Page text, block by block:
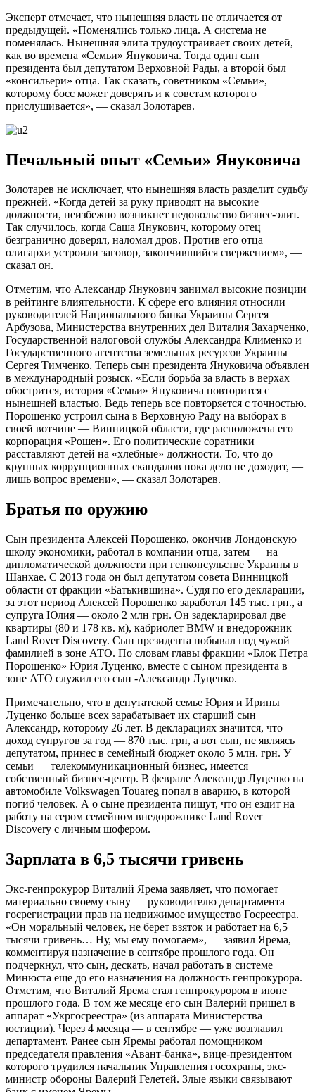
Эксперт отмечает, что нынешняя власть не отличается от
предыдущей. «Поменялись только лица. А система не
поменялась. Нынешняя элита трудоустраивает своих детей,
как во времена «Семьи» Януковича. Тогда один сын
президента был депутатом Верховной Рады, а второй был
«консильери» отца. Так сказать, советником «Семьи»,
которому босс может доверять и к советам которого
прислушивается», — сказал Золотарев.
Печальный опыт «Семьи» Януковича
Золотарев не исключает, что нынешняя власть разделит судьбу
прежней. «Когда детей за руку приводят на высокие
должности, неизбежно возникнет недовольство бизнес-элит.
Так случилось, когда Саша Янукович, которому отец
безгранично доверял, наломал дров. Против его отца
олигархи устроили заговор, закончившийся свержением», —
сказал он.
Отметим, что Александр Янукович занимал высокие позиции
в рейтинге влиятельности. К сфере его влияния относили
руководителей Национального банка Украины Сергея
Арбузова, Министерства внутренних дел Виталия Захарченко,
Государственной налоговой службы Александра Клименко и
Государственного агентства земельных ресурсов Украины
Сергея Тимченко. Теперь сын президента Януковича объявлен
в международный розыск. «Если борьба за власть в верхах
обострится, история «Семьи» Януковича повторится с
нынешней властью. Ведь теперь все повторяется с точностью.
Порошенко устроил сына в Верховную Раду на выборах в
своей вотчине — Винницкой области, где расположена его
корпорация «Рошен». Его политические соратники
расставляют детей на «хлебные» должности. То, что до
крупных коррупционных скандалов пока дело не доходит, —
лишь вопрос времени», — сказал Золотарев.
Братья по оружию
Сын президента Алексей Порошенко, окончив Лондонскую
школу экономики, работал в компании отца, затем — на
дипломатической должности при генконсульстве Украины в
Шанхае. С 2013 года он был депутатом совета Винницкой
области от фракции «Батькивщина». Судя по его декларации,
за этот период Алексей Порошенко заработал 145 тыс. грн., а
супруга Юлия — около 2 млн грн. Он задекларировал две
квартиры (80 и 178 кв. м), кабриолет BMW и внедорожник
Land Rover Discovery. Сын президента побывал под чужой
фамилией в зоне АТО. По словам главы фракции «Блок Петра
Порошенко» Юрия Луценко, вместе с сыном президента в
зоне АТО служил его сын -Александр Луценко.
Примечательно, что в депутатской семье Юрия и Ирины
Луценко больше всех зарабатывает их старший сын
Александр, которому 26 лет. В декларациях значится, что
доход супругов за год — 870 тыс. грн, а вот сын, не являясь
депутатом, принес в семейный бюджет около 5 млн. грн. У
семьи — телекоммуникационный бизнес, имеется
собственный бизнес-центр. В феврале Александр Луценко на
автомобиле Volkswagen Touareg попал в аварию, в которой
погиб человек. А о сыне президента пишут, что он ездит на
работу на сером семейном внедорожнике Land Rover
Discovery с личным шофером.
Зарплата в 6,5 тысячи гривень
Экс-генпрокурор Виталий Ярема заявляет, что помогает
материально своему сыну — руководителю департамента
госрегистрации прав на недвижимое имущество Госреестра.
«Он моральный человек, не берет взяток и работает на 6,5
тысячи гривень… Ну, мы ему помогаем», — заявил Ярема,
комментируя назначение в сентябре прошлого года. Он
подчеркнул, что сын, дескать, начал работать в системе
Минюста еще до его назначения на должность генпрокурора.
Отметим, что Виталий Ярема стал генпрокурором в июне
прошлого года. В том же месяце его сын Валерий пришел в
аппарат «Укргосреестра» (из аппарата Министерства
юстиции). Через 4 месяца — в сентябре — уже возглавил
департамент. Ранее сын Яремы работал помощником
председателя правления «Авант-банка», вице-президентом
которого трудился начальник Управления госохраны, экс-
министр обороны Валерий Гелетей. Злые языки связывают